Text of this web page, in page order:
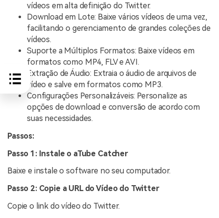
vídeos em alta definição do Twitter.
Download em Lote: Baixe vários vídeos de uma vez,
facilitando o gerenciamento de grandes coleções de
vídeos.
Suporte a Múltiplos Formatos: Baixe vídeos em
formatos como MP4, FLV e AVI.
Extração de Áudio: Extraia o áudio de arquivos de
vídeo e salve em formatos como MP3.
Configurações Personalizáveis: Personalize as
opções de download e conversão de acordo com
suas necessidades.
Passos:
Passo 1: Instale o aTube Catcher
Baixe e instale o software no seu computador.
Passo 2: Copie a URL do Vídeo do Twitter
Copie o link do vídeo do Twitter.